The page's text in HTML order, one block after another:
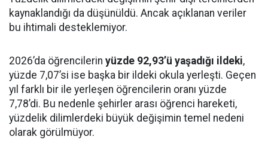
kaynaklandığı da düşünüldü. Ancak açıklanan veriler
bu ihtimali desteklemiyor.
2026’da öğrencilerin yüzde 92,93’ü yaşadığı ildeki,
yüzde 7,07’si ise başka bir ildeki okula yerleşti. Geçen
yıl farklı bir ile yerleşen öğrencilerin oranı yüzde
7,78’di. Bu nedenle şehirler arası öğrenci hareketi,
yüzdelik dilimlerdeki büyük değişimin temel nedeni
olarak görülmüyor.